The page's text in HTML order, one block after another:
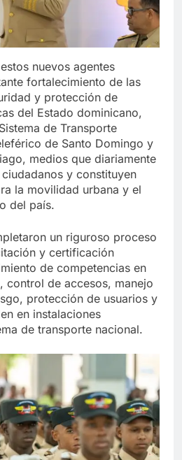
nuevos agentes
fortalecimiento de las
y protección de
del Estado dominicano,
de Transporte
de Santo Domingo y
medios que diariamente
y constituyen
la movilidad urbana y el
del país.
un riguroso proceso
y certificación
de competencias en
control de accesos, manejo
protección de usuarios y
en instalaciones
de transporte nacional.